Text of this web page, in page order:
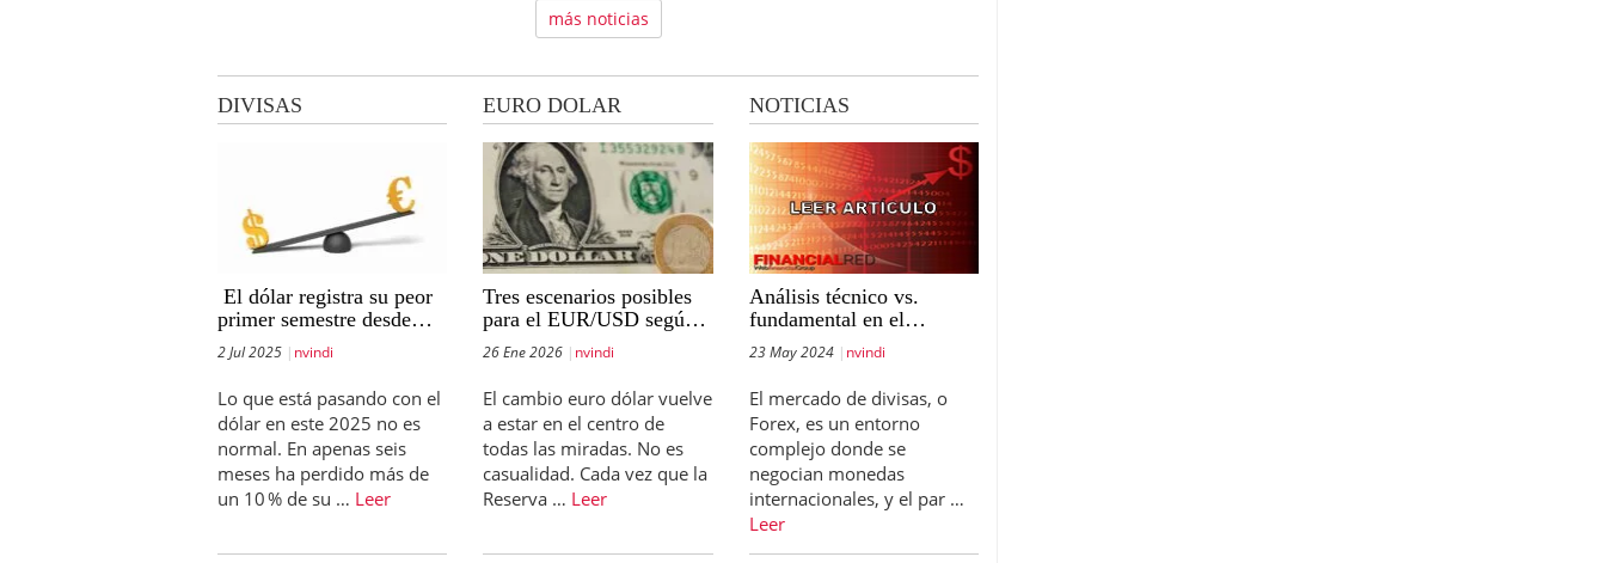
más noticias
DIVISAS
El dólar registra su peor
primer semestre desde
1973: cae un 10,8 %
frente al euro
2 Jul 2025 nvindi
Lo que está pasando con el
dólar en este 2025 no es
normal. En apenas seis
meses ha perdido más de
un 10 % de su … Leer
EURO DOLAR
Tres escenarios posibles
para el EUR/USD según
las decisiones de la Fed y
el BCE
26 Ene 2026 nvindi
El cambio euro dólar vuelve
a estar en el centro de
todas las miradas. No es
casualidad. Cada vez que la
Reserva … Leer
NOTICIAS
Análisis técnico vs.
fundamental en el
mercado de divisas: cómo
aplicar ambos al par euro-
dólar
23 May 2024 nvindi
El mercado de divisas, o
Forex, es un entorno
complejo donde se
negocian monedas
internacionales, y el par …
Leer